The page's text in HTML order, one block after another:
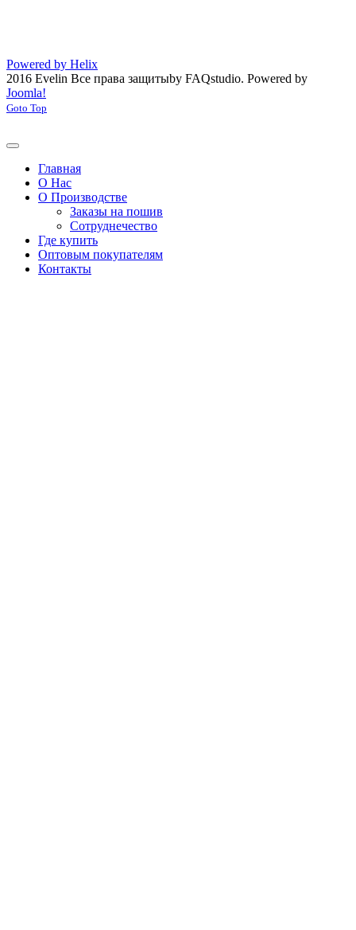
Powered by Helix
2016 Evelin Все права защитыby FAQstudio. Powered by
Joomla!
Goto Top
Главная
О Нас
О Производстве
Заказы на пошив
Сотруднечество
Где купить
Оптовым покупателям
Контакты